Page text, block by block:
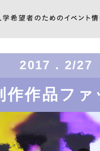
2017 . 2/27
作作品フ